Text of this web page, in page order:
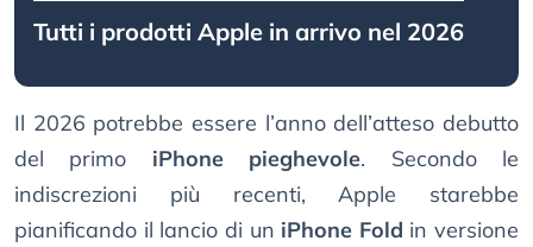
Tutti i prodotti Apple in arrivo nel 2026
Il 2026 potrebbe essere l’anno dell’atteso debutto
del primo iPhone pieghevole. Secondo le
indiscrezioni più recenti, Apple starebbe
pianificando il lancio di un iPhone Fold in versione